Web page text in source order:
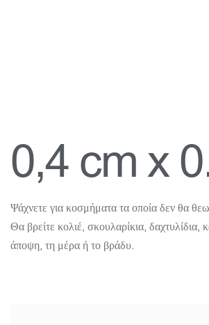
0,4 cm x
Ψάχνετε για κοσμήματα τα οποία δεν θα
Θα βρείτε κολιέ, σκουλαρίκια, δαχτυλίδια,
άποψη, τη μέρα ή το βράδυ.